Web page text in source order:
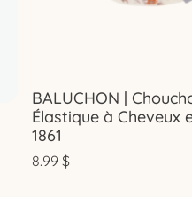
BALUCHON |
Élastique à Cheveux
1861
8.99 $